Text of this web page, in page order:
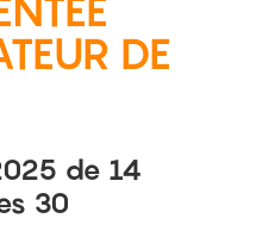
DE
de 14
30